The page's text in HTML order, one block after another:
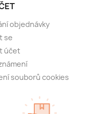
objednávky
se
účet
souborů cookies